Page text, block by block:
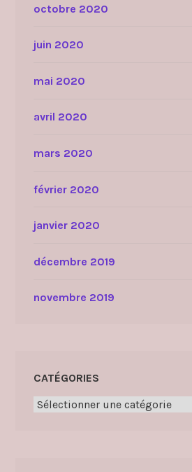
octobre 2020
juin 2020
mai 2020
avril 2020
mars 2020
février 2020
janvier 2020
décembre 2019
novembre 2019
CATÉGORIES
Catégories